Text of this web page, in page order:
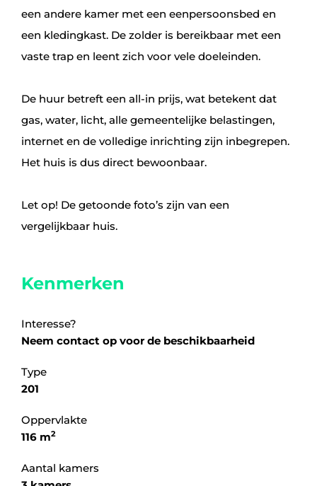
een andere kamer met een eenpersoonsbed en
een kledingkast. De zolder is bereikbaar met een
vaste trap en leent zich voor vele doeleinden.
De huur betreft een all‑in prijs, wat betekent dat
gas, water, licht, alle gemeentelijke belastingen,
internet en de volledige inrichting zijn inbegrepen.
Het huis is dus direct bewoonbaar.
Let op! De getoonde foto’s zijn van een
vergelijkbaar huis.
Kenmerken
Interesse?
Neem contact op voor de beschikbaarheid
Type
201
Oppervlakte
116 m2
Aantal kamers